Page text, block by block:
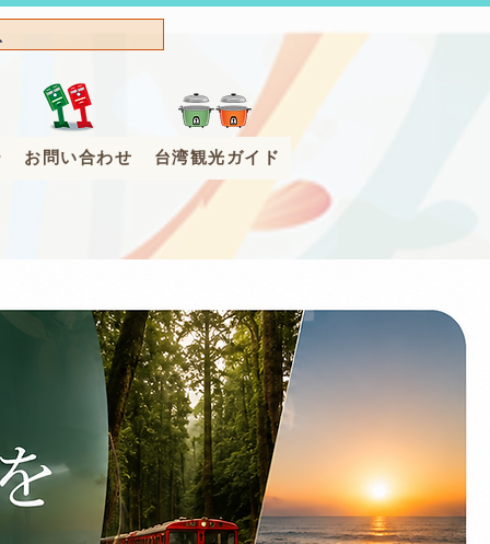
お問い合わせ 台湾観光ガイド